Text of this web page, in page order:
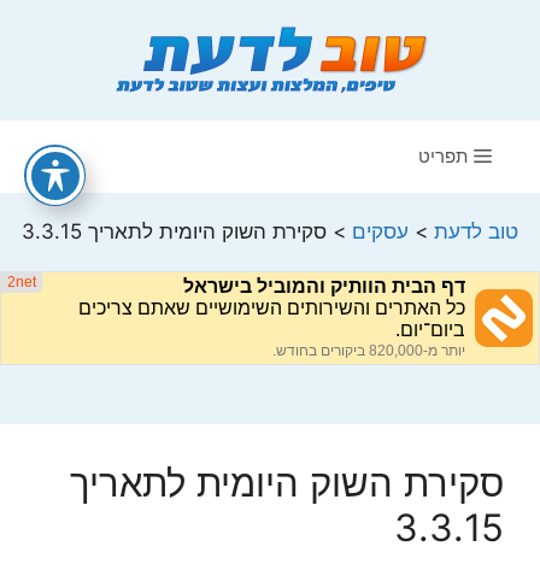
תפריט
טוב לדעת > עסקים > סקירת השוק היומית לתאריך 3.3.15
סקירת השוק היומית לתאריך
3.3.15